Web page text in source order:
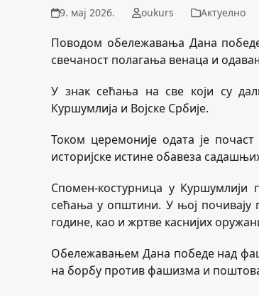
9. мај 2026. oukurs Актуелно
Поводом обележавања Дана
свечаност полагања венаца и
У знак сећања на све који су
Куршумлија и Војске Србије.
Током церемоније одата је
историјске истине обавеза
Спомен-костурница у Куршумлији
сећања у општини. У њој почивају
године, као и жртве каснијих
Обележавањем Дана победе над
на борбу против фашизма и